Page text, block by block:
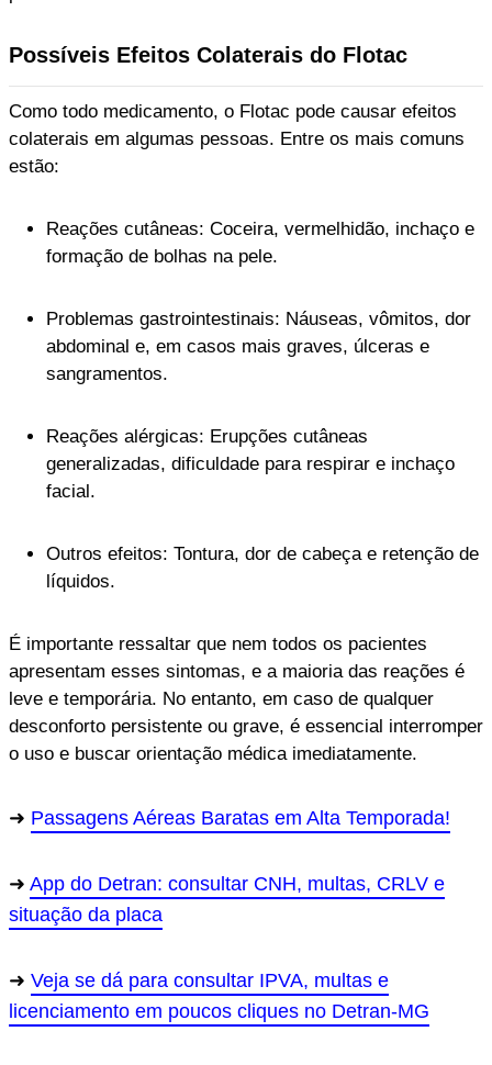
Possíveis Efeitos Colaterais do Flotac
Como todo medicamento, o Flotac pode causar efeitos
colaterais em algumas pessoas. Entre os mais comuns
estão:
Reações cutâneas: Coceira, vermelhidão, inchaço e
formação de bolhas na pele.
Problemas gastrointestinais: Náuseas, vômitos, dor
abdominal e, em casos mais graves, úlceras e
sangramentos.
Reações alérgicas: Erupções cutâneas
generalizadas, dificuldade para respirar e inchaço
facial.
Outros efeitos: Tontura, dor de cabeça e retenção de
líquidos.
É importante ressaltar que nem todos os pacientes
apresentam esses sintomas, e a maioria das reações é
leve e temporária. No entanto, em caso de qualquer
desconforto persistente ou grave, é essencial interromper
o uso e buscar orientação médica imediatamente.
Passagens Aéreas Baratas em Alta Temporada!
App do Detran: consultar CNH, multas, CRLV e
situação da placa
Veja se dá para consultar IPVA, multas e
licenciamento em poucos cliques no Detran-MG